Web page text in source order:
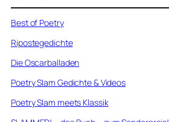
Best of Poetry
Ripostegedichte
Die Oscarballaden
Poetry Slam Gedichte & Videos
Poetry Slam meets Klassik